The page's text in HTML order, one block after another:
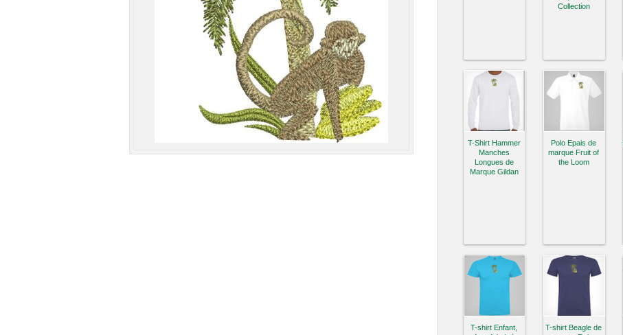
Collection
T-Shirt Hammer
Manches
Longues de
Marque Gildan
Polo Epais de
marque Fruit of
the Loom
T-shirt Enfant,
T-shirt Beagle de